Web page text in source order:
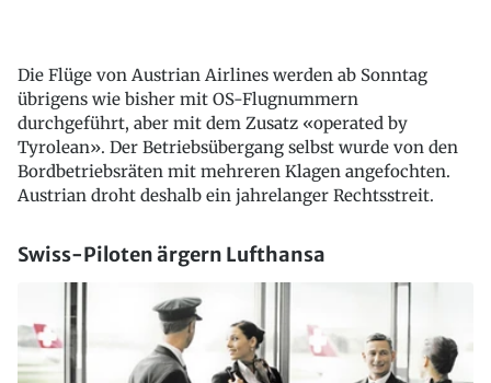
Die Flüge von Austrian Airlines werden ab Sonntag
übrigens wie bisher mit OS-Flugnummern
durchgeführt, aber mit dem Zusatz «operated by
Tyrolean». Der Betriebsübergang selbst wurde von den
Bordbetriebsräten mit mehreren Klagen angefochten.
Austrian droht deshalb ein jahrelanger Rechtsstreit.
Swiss-Piloten ärgern Lufthansa